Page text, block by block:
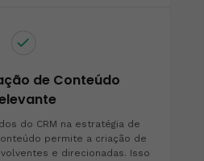
de Conteúdo
do CRM na estratégia de
permite a criação de
e direcionadas. Isso